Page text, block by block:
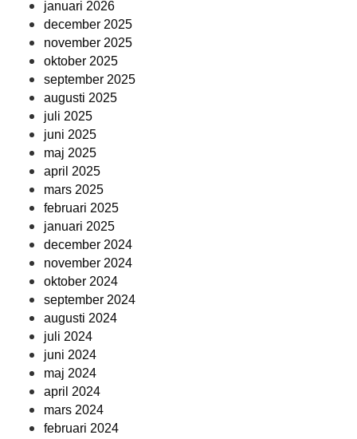
januari 2026
december 2025
november 2025
oktober 2025
september 2025
augusti 2025
juli 2025
juni 2025
maj 2025
april 2025
mars 2025
februari 2025
januari 2025
december 2024
november 2024
oktober 2024
september 2024
augusti 2024
juli 2024
juni 2024
maj 2024
april 2024
mars 2024
februari 2024